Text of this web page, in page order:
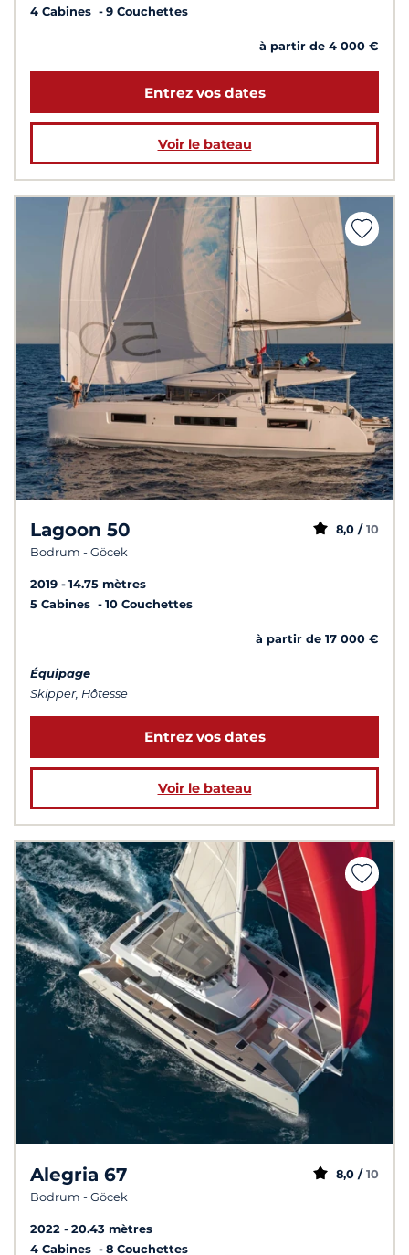
4 Cabines
9 Couchettes
à partir de 4 000 €
Entrez vos dates
Voir le bateau
Lagoon 50
Bodrum - Göcek
8,0 / 10
2019
14.75 mètres
5 Cabines
10 Couchettes
à partir de 17 000 €
Équipage
Skipper, Hôtesse
Entrez vos dates
Voir le bateau
Alegria 67
Bodrum - Göcek
8,0 / 10
2022
20.43 mètres
4 Cabines
8 Couchettes